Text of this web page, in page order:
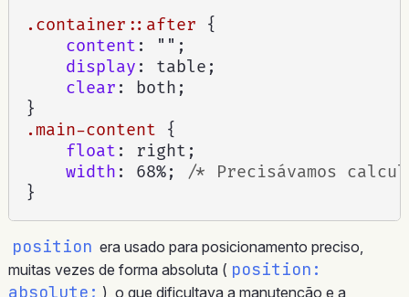
.container::after
{
content : "" ;
display : table ;
clear : both ;
}
.main-content
{
float : right ;
width : 68%;
/* Precisávamos
}
position era usado para posicionamento preciso,
muitas vezes de forma absoluta ( position:
absolute; ), o que dificultava a manutenção e a